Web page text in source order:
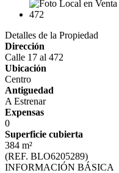
Detalles de la Propiedad
Dirección
Calle 17 al 472
Ubicación
Centro
Antiguedad
A Estrenar
Expensas
0
Superficie cubierta
384 m²
(REF. BLO6205289)
INFORMACIÓN BÁSICA